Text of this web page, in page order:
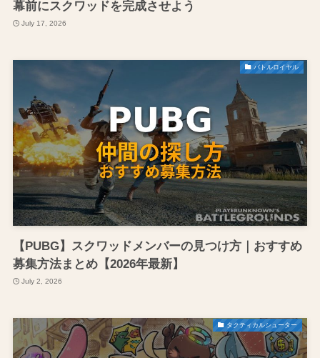
幕前にスクワッドを完成させよう
July 17, 2026
バトルロイヤル
【PUBG】スクワッドメンバーの見つけ方｜おすすめ
募集方法まとめ【2026年最新】
July 2, 2026
タクティカルシューター